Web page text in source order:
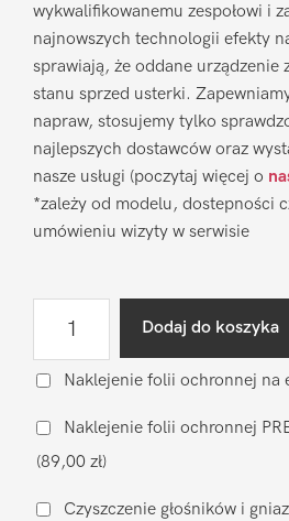
wykwalifikowanemu zespołowi i
najnowszych technologii efekty
sprawiają, że oddane urządzenie
stanu sprzed usterki.
napraw, stosujemy tylko
najlepszych dostawców oraz
nasze usługi (poczytaj więcej o
*zależy od modelu, dostepności
umówieniu wizyty w serwisie
wyświetlacza
Xiaomi
Redmi
13
Dodaj do koszyka
Naklejenie folii ochronnej na
Naklejenie folii ochronnej
(89,00 zł)
Czyszczenie głośników i